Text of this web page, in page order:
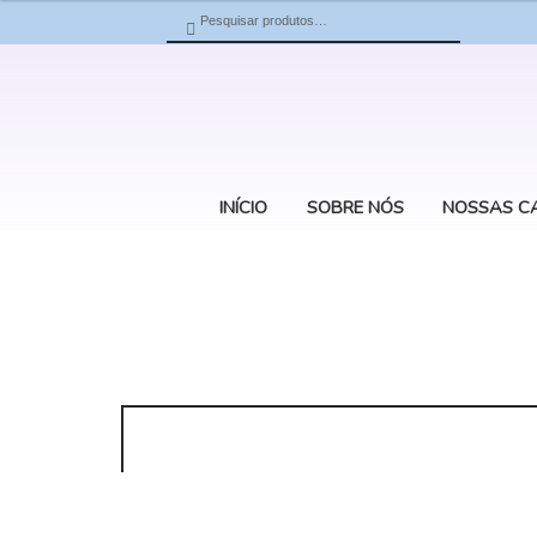
Pesquisar
por:
INÍCIO SOBRE NÓS NOSSAS